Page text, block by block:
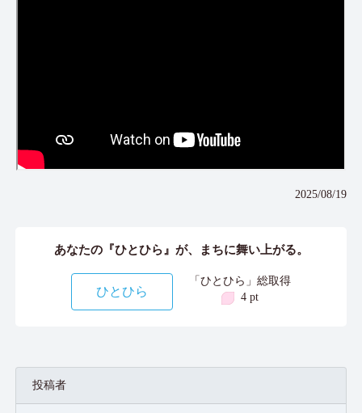
2025/08/19
あなたの『ひとひら』が、まちに舞い上がる。
ひとひら
「ひとひら」総取得
4 pt
投稿者